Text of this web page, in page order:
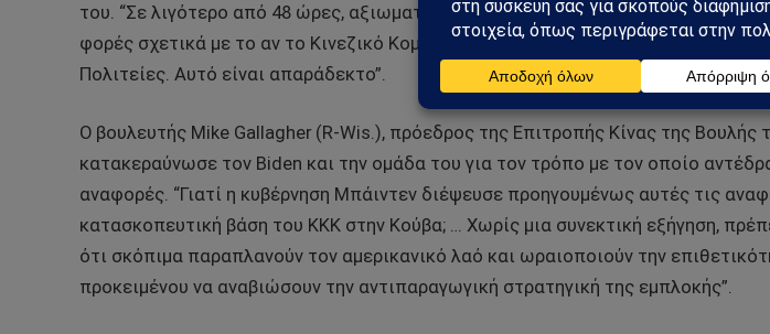
του. “Σε λιγότερο από 48 ώρες, αξιωματούχοι της κυβέρνησης Μπάιντεν έχουν
φορές σχετικά με το αν το Κινεζικό Κομμουνιστικό Κόμμα κατασκοπεύει ή όχι
Πολιτείες. Αυτό είναι απαράδεκτο”.
Ο βουλευτής Mike Gallagher (R-Wis.), πρόεδρος της Επιτροπής Κίνας της
κατακεραύνωσε τον Biden και την ομάδα του για τον τρόπο με τον οποίο
αναφορές. “Γιατί η κυβέρνηση Μπάιντεν διέψευσε προηγουμένως αυτές τις
κατασκοπευτική βάση του ΚΚΚ στην Κούβα; … Χωρίς μια συνεκτική εξήγηση,
ότι σκόπιμα παραπλανούν τον αμερικανικό λαό και ωραιοποιούν την
προκειμένου να αναβιώσουν την αντιπαραγωγική στρατηγική της εμπλοκής”.